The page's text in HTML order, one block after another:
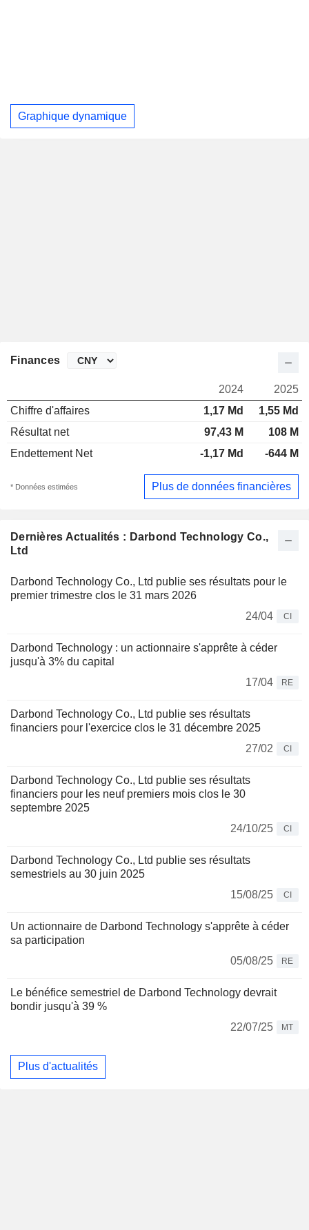
Graphique dynamique
Dernières Actualités : Darbond Technology Co.,
Ltd
Darbond Technology Co., Ltd publie ses résultats pour le
premier trimestre clos le 31 mars 2026
24/04
CI
Darbond Technology : un actionnaire s'apprête à céder
jusqu'à 3% du capital
17/04
RE
Darbond Technology Co., Ltd publie ses résultats
financiers pour l'exercice clos le 31 décembre 2025
27/02
CI
Darbond Technology Co., Ltd publie ses résultats
financiers pour les neuf premiers mois clos le 30
septembre 2025
24/10/25
CI
Darbond Technology Co., Ltd publie ses résultats
semestriels au 30 juin 2025
15/08/25
CI
Un actionnaire de Darbond Technology s'apprête à céder
sa participation
05/08/25
RE
Le bénéfice semestriel de Darbond Technology devrait
bondir jusqu'à 39 %
22/07/25
MT
Plus d'actualités
Finances
2024
2025
Chiffre d'affaires
1,17 Md
1,55 Md
Résultat net
97,43 M
108 M
Endettement Net
-1,17 Md -644 M
* Données estimées Plus de données financières